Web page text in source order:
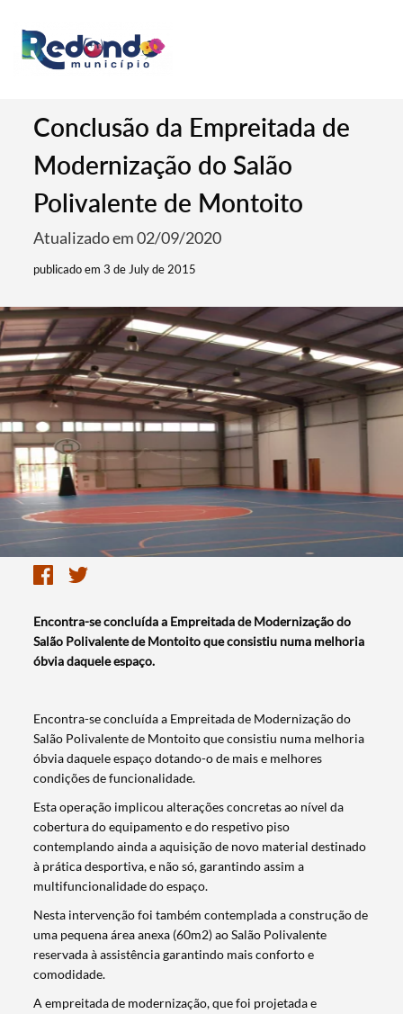
Conclusão da Empreitada de
Modernização do Salão
Polivalente de Montoito
Atualizado em 02/09/2020
publicado em 3 de July de 2015
​Encontra-se concluída a Empreitada de Modernização do
Salão Polivalente de Montoito que consistiu numa melhoria
óbvia daquele espaço.
Encontra-se concluída a Empreitada de Modernização do
Salão Polivalente de Montoito que consistiu numa melhoria
óbvia daquele espaço dotando-o de mais e melhores
condições de funcionalidade.
Esta operação implicou alterações concretas ao nível da
cobertura do equipamento e do respetivo piso
contemplando ainda a aquisição de novo material destinado
à prática desportiva, e não só, garantindo assim a
multifuncionalidade do espaço.
Nesta intervenção foi também contemplada a construção de
uma pequena área anexa (60m2) ao Salão Polivalente
reservada à assistência garantindo mais conforto e
comodidade.
A empreitada de modernização, que foi projetada e